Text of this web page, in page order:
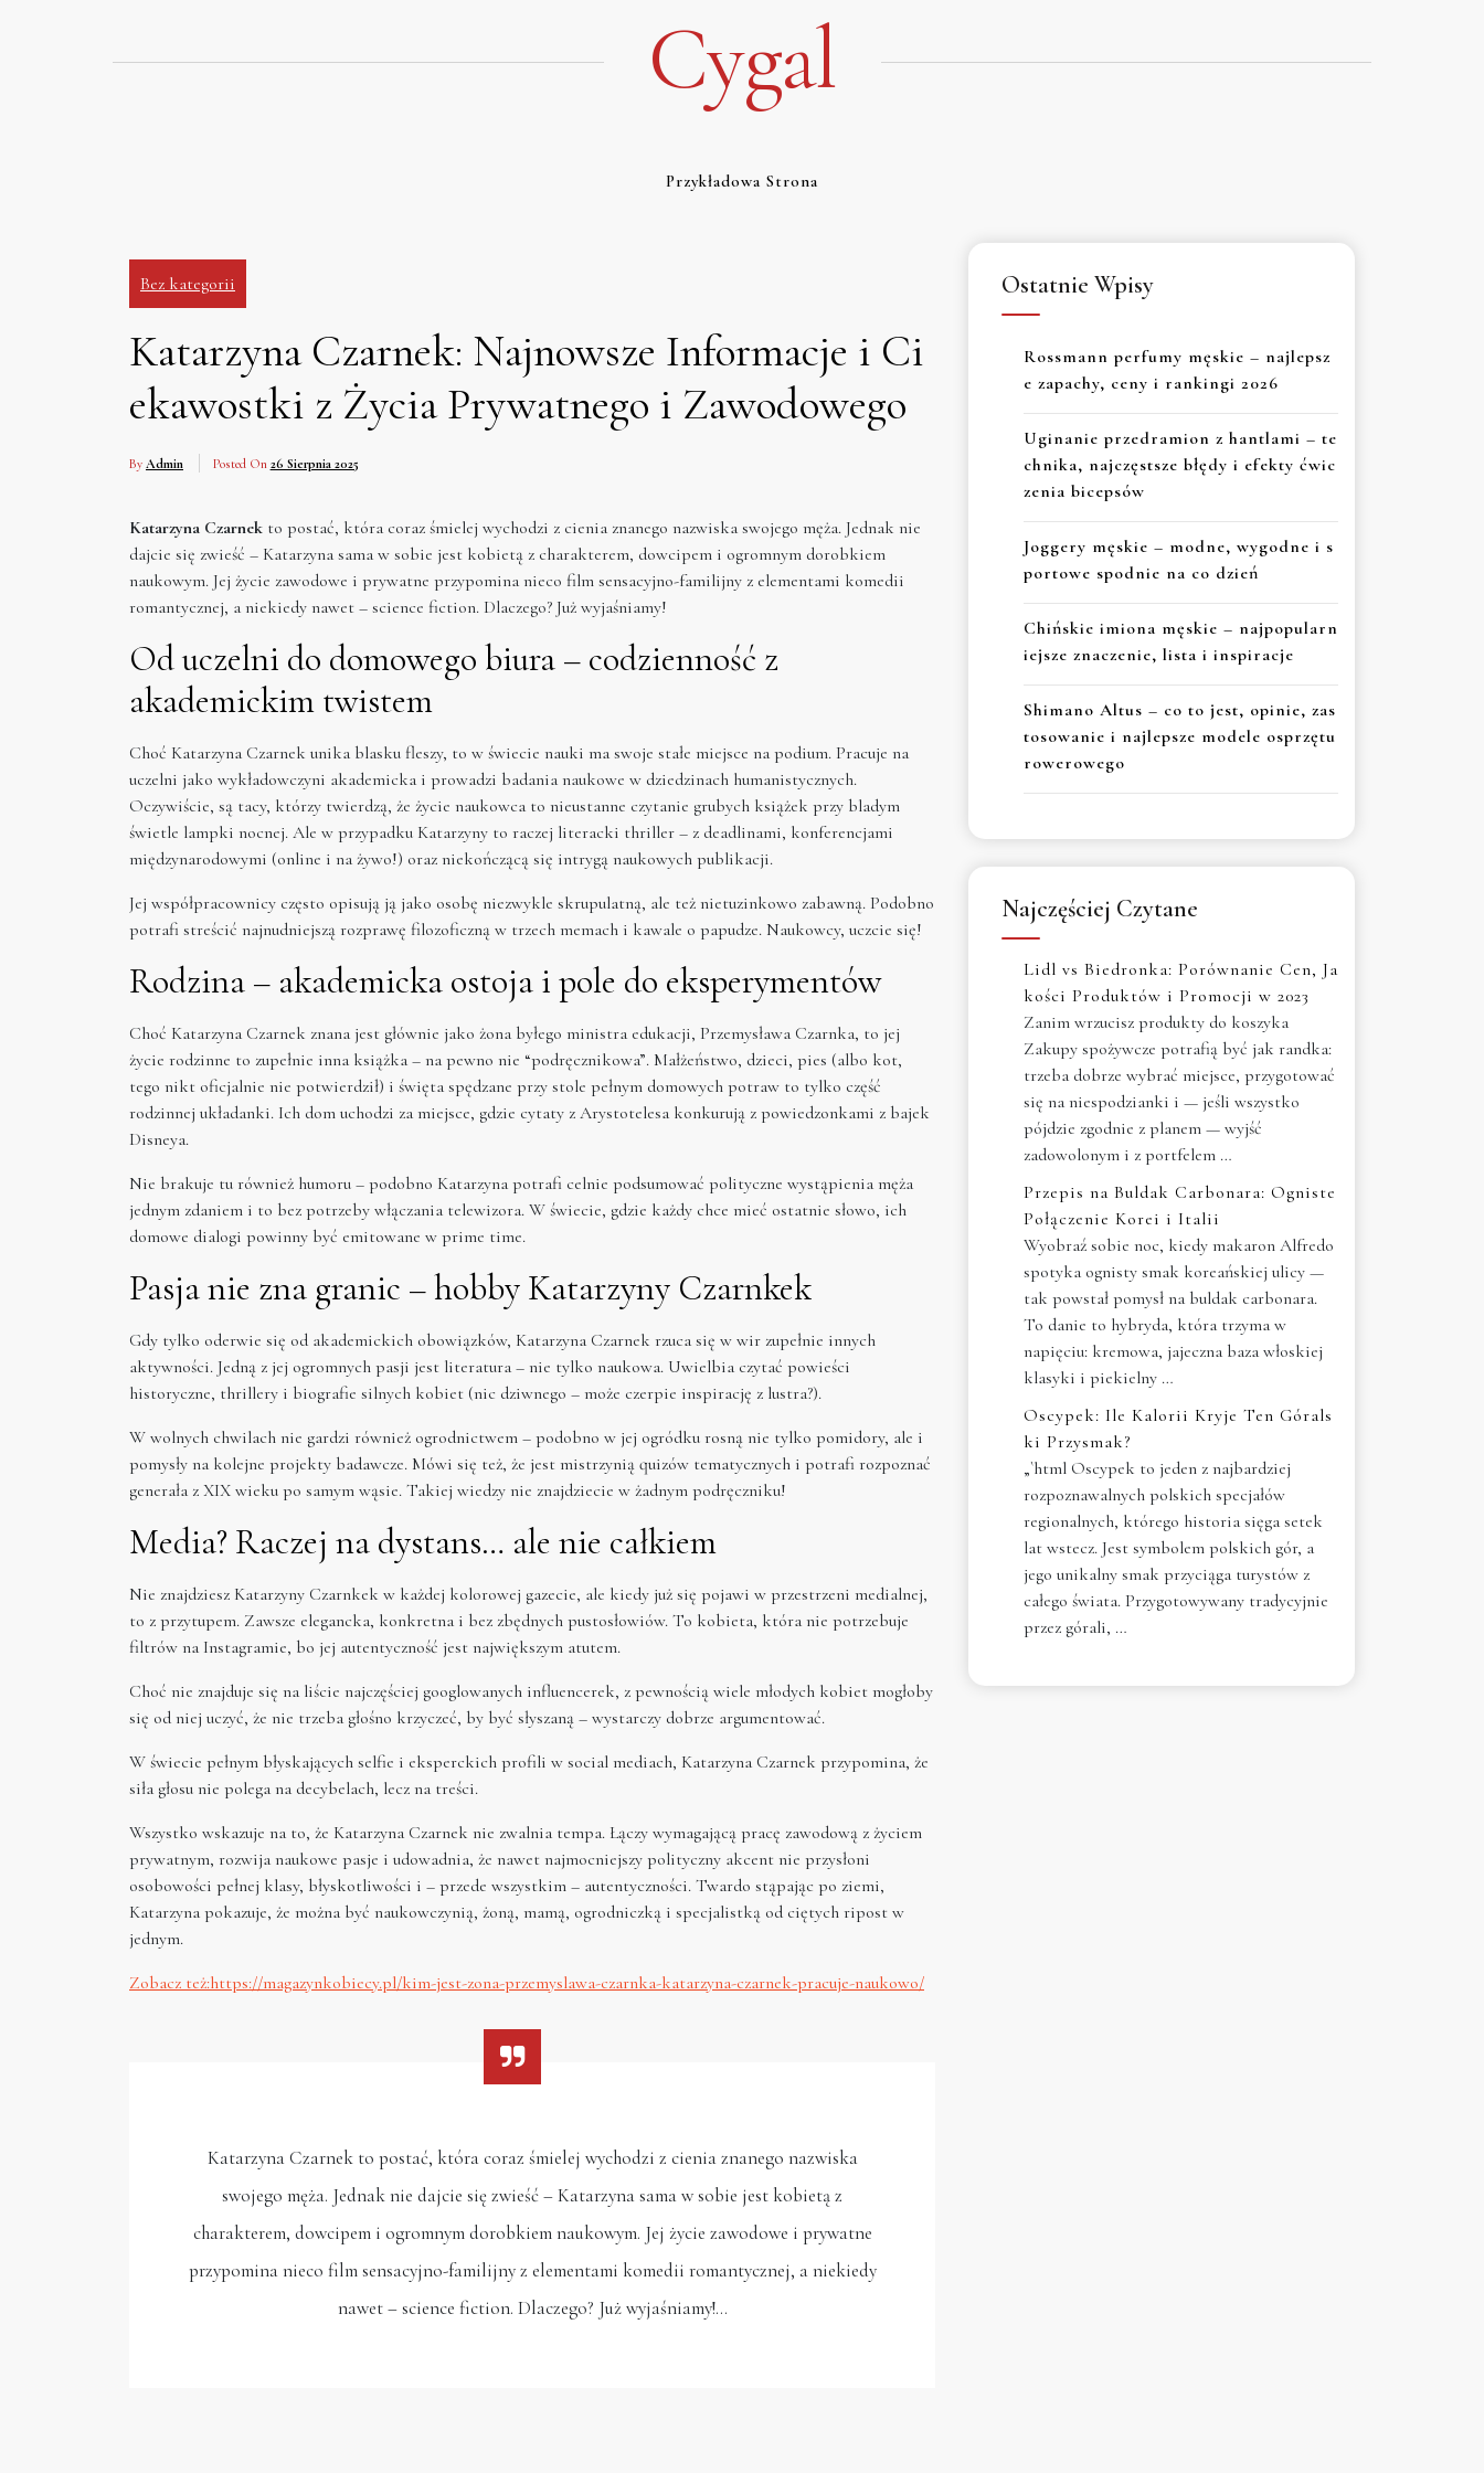
Cygal
Przykładowa Strona
Bez kategorii
Katarzyna Czarnek: Najnowsze Informacje i Ci
ekawostki z Życia Prywatnego i Zawodowego
By Admin Posted On 26 Sierpnia 2025
Katarzyna Czarnek to postać, która coraz śmielej wychodzi z cienia znanego nazwiska swojego męża. Jednak nie
dajcie się zwieść – Katarzyna sama w sobie jest kobietą z charakterem, dowcipem i ogromnym dorobkiem
naukowym. Jej życie zawodowe i prywatne przypomina nieco film sensacyjno-familijny z elementami komedii
romantycznej, a niekiedy nawet – science fiction. Dlaczego? Już wyjaśniamy!
Od uczelni do domowego biura – codzienność z
akademickim twistem
Choć Katarzyna Czarnek unika blasku fleszy, to w świecie nauki ma swoje stałe miejsce na podium. Pracuje na
uczelni jako wykładowczyni akademicka i prowadzi badania naukowe w dziedzinach humanistycznych.
Oczywiście, są tacy, którzy twierdzą, że życie naukowca to nieustanne czytanie grubych książek przy bladym
świetle lampki nocnej. Ale w przypadku Katarzyny to raczej literacki thriller – z deadlinami, konferencjami
międzynarodowymi (online i na żywo!) oraz niekończącą się intrygą naukowych publikacji.
Jej współpracownicy często opisują ją jako osobę niezwykle skrupulatną, ale też nietuzinkowo zabawną. Podobno
potrafi streścić najnudniejszą rozprawę filozoficzną w trzech memach i kawale o papudze. Naukowcy, uczcie się!
Rodzina – akademicka ostoja i pole do eksperymentów
Choć Katarzyna Czarnek znana jest głównie jako żona byłego ministra edukacji, Przemysława Czarnka, to jej
życie rodzinne to zupełnie inna książka – na pewno nie “podręcznikowa”. Małżeństwo, dzieci, pies (albo kot,
tego nikt oficjalnie nie potwierdził) i święta spędzane przy stole pełnym domowych potraw to tylko część
rodzinnej układanki. Ich dom uchodzi za miejsce, gdzie cytaty z Arystotelesa konkurują z powiedzonkami z bajek
Disneya.
Nie brakuje tu również humoru – podobno Katarzyna potrafi celnie podsumować polityczne wystąpienia męża
jednym zdaniem i to bez potrzeby włączania telewizora. W świecie, gdzie każdy chce mieć ostatnie słowo, ich
domowe dialogi powinny być emitowane w prime time.
Pasja nie zna granic – hobby Katarzyny Czarnkek
Gdy tylko oderwie się od akademickich obowiązków, Katarzyna Czarnek rzuca się w wir zupełnie innych
aktywności. Jedną z jej ogromnych pasji jest literatura – nie tylko naukowa. Uwielbia czytać powieści
historyczne, thrillery i biografie silnych kobiet (nic dziwnego – może czerpie inspirację z lustra?).
W wolnych chwilach nie gardzi również ogrodnictwem – podobno w jej ogródku rosną nie tylko pomidory, ale i
pomysły na kolejne projekty badawcze. Mówi się też, że jest mistrzynią quizów tematycznych i potrafi rozpoznać
generała z XIX wieku po samym wąsie. Takiej wiedzy nie znajdziecie w żadnym podręczniku!
Media? Raczej na dystans… ale nie całkiem
Nie znajdziesz Katarzyny Czarnkek w każdej kolorowej gazecie, ale kiedy już się pojawi w przestrzeni medialnej,
to z przytupem. Zawsze elegancka, konkretna i bez zbędnych pustosłowiów. To kobieta, która nie potrzebuje
filtrów na Instagramie, bo jej autentyczność jest największym atutem.
Choć nie znajduje się na liście najczęściej googlowanych influencerek, z pewnością wiele młodych kobiet mogłoby
się od niej uczyć, że nie trzeba głośno krzyczeć, by być słyszaną – wystarczy dobrze argumentować.
W świecie pełnym błyskających selfie i eksperckich profili w social mediach, Katarzyna Czarnek przypomina, że
siła głosu nie polega na decybelach, lecz na treści.
Wszystko wskazuje na to, że Katarzyna Czarnek nie zwalnia tempa. Łączy wymagającą pracę zawodową z życiem
prywatnym, rozwija naukowe pasje i udowadnia, że nawet najmocniejszy polityczny akcent nie przysłoni
osobowości pełnej klasy, błyskotliwości i – przede wszystkim – autentyczności. Twardo stąpając po ziemi,
Katarzyna pokazuje, że można być naukowczynią, żoną, mamą, ogrodniczką i specjalistką od ciętych ripost w
jednym.
Zobacz też:https://magazynkobiecy.pl/kim-jest-zona-przemyslawa-czarnka-katarzyna-czarnek-pracuje-naukowo/
Katarzyna Czarnek to postać, która coraz śmielej wychodzi z cienia znanego nazwiska
swojego męża. Jednak nie dajcie się zwieść – Katarzyna sama w sobie jest kobietą z
charakterem, dowcipem i ogromnym dorobkiem naukowym. Jej życie zawodowe i prywatne
przypomina nieco film sensacyjno-familijny z elementami komedii romantycznej, a niekiedy
nawet – science fiction. Dlaczego? Już wyjaśniamy!…
Ostatnie Wpisy
Rossmann perfumy męskie – najlepsz
e zapachy, ceny i rankingi 2026
Uginanie przedramion z hantlami – te
chnika, najczęstsze błędy i efekty ćwic
zenia bicepsów
Joggery męskie – modne, wygodne i s
portowe spodnie na co dzień
Chińskie imiona męskie – najpopularn
iejsze znaczenie, lista i inspiracje
Shimano Altus – co to jest, opinie, zas
tosowanie i najlepsze modele osprzętu
rowerowego
Najczęściej Czytane
Lidl vs Biedronka: Porównanie Cen, Ja
kości Produktów i Promocji w 2023
Zanim wrzucisz produkty do koszyka
Zakupy spożywcze potrafią być jak randka:
trzeba dobrze wybrać miejsce, przygotować
się na niespodzianki i — jeśli wszystko
pójdzie zgodnie z planem — wyjść
zadowolonym i z portfelem …
Przepis na Buldak Carbonara: Ogniste
Połączenie Korei i Italii
Wyobraź sobie noc, kiedy makaron Alfredo
spotyka ognisty smak koreańskiej ulicy —
tak powstał pomysł na buldak carbonara.
To danie to hybryda, która trzyma w
napięciu: kremowa, jajeczna baza włoskiej
klasyki i piekielny …
Oscypek: Ile Kalorii Kryje Ten Górals
ki Przysmak?
„`html Oscypek to jeden z najbardziej
rozpoznawalnych polskich specjałów
regionalnych, którego historia sięga setek
lat wstecz. Jest symbolem polskich gór, a
jego unikalny smak przyciąga turystów z
całego świata. Przygotowywany tradycyjnie
przez górali, …